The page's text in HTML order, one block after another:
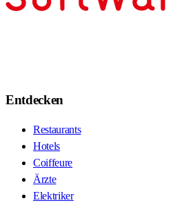
Entdecken
Restaurants
Hotels
Coiffeure
Ärzte
Elektriker